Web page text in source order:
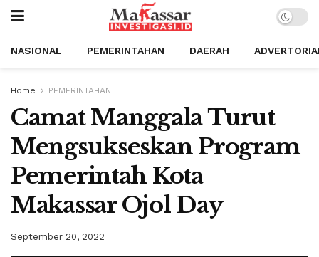
NASIONAL PEMERINTAHAN DAERAH
Home PEMERINTAHAN
Camat Manggala Turut
Mengsukseskan Program
Pemerintah Kota
Makassar Ojol Day
September 20, 2022